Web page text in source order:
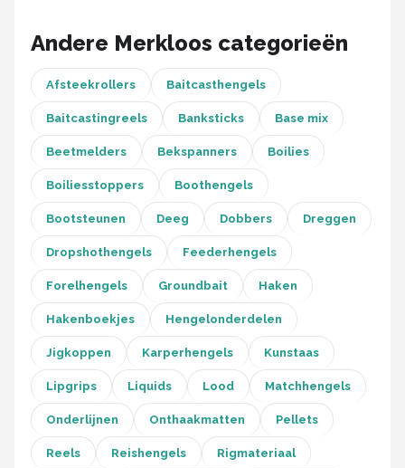
Andere Merkloos categorieën
Afsteekrollers Baitcasthengels
Baitcastingreels Banksticks Base mix
Beetmelders Bekspanners Boilies
Boiliesstoppers Boothengels
Bootsteunen Deeg Dobbers Dreggen
Dropshothengels Feederhengels
Forelhengels Groundbait Haken
Hakenboekjes Hengelonderdelen
Jigkoppen Karperhengels Kunstaas
Lipgrips Liquids Lood Matchhengels
Onderlijnen Onthaakmatten Pellets
Reels Reishengels Rigmateriaal